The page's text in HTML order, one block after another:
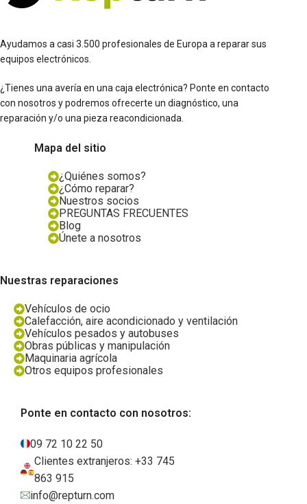
Ayudamos a casi 3.500 profesionales de Europa a reparar sus
equipos electrónicos.
¿Tienes una avería en una caja electrónica? Ponte en contacto
con nosotros y podremos ofrecerte un diagnóstico, una
reparación y/o una pieza reacondicionada.
Mapa del sitio
¿Quiénes somos?
¿Cómo reparar?
Nuestros socios
PREGUNTAS FRECUENTES
Blog
Únete a nosotros
Nuestras reparaciones
Vehículos de ocio
Calefacción, aire acondicionado y ventilación
Vehículos pesados y autobuses
Obras públicas y manipulación
Maquinaria agrícola
Otros equipos profesionales
Ponte en contacto con nosotros:
09 72 10 22 50
Clientes extranjeros: +33 745
863 915
info@repturn.com